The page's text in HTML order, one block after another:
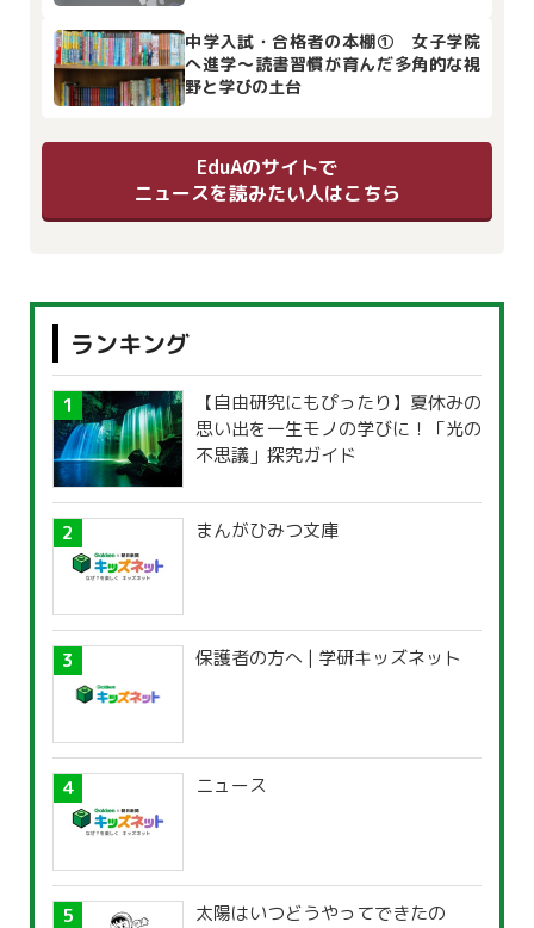
中学入試・合格者の本棚① 女子学院
へ進学～読書習慣が育んだ多角的な視
野と学びの土台
EduAのサイトで
ニュースを読みたい人はこちら
ランキング
【自由研究にもぴったり】夏休みの
思い出を一生モノの学びに！「光の
不思議」探究ガイド
まんがひみつ文庫
保護者の方へ | 学研キッズネット
ニュース
太陽はいつどうやってできたの